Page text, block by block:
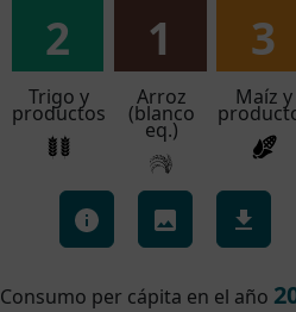
2
Trigo y
productos
1
Arroz
(blanco
eq.)
3
Maíz y
Consumo per cápita en el año